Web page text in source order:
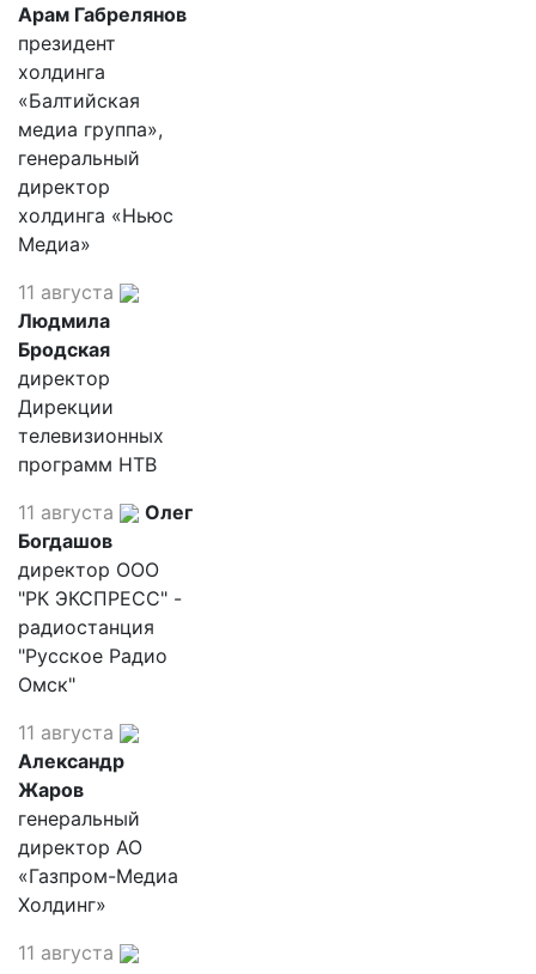
Арам Габрелянов
президент
холдинга
«Балтийская
медиа группа»,
генеральный
директор
холдинга «Ньюс
Медиа»
11 августа
Людмила
Бродская
директор
Дирекции
телевизионных
программ НТВ
11 августа
Олег
Богдашов
директор ООО
"РК ЭКСПРЕСС" -
радиостанция
"Русское Радио
Омск"
11 августа
Александр
Жаров
генеральный
директор АО
«Газпром-Медиа
Холдинг»
11 августа